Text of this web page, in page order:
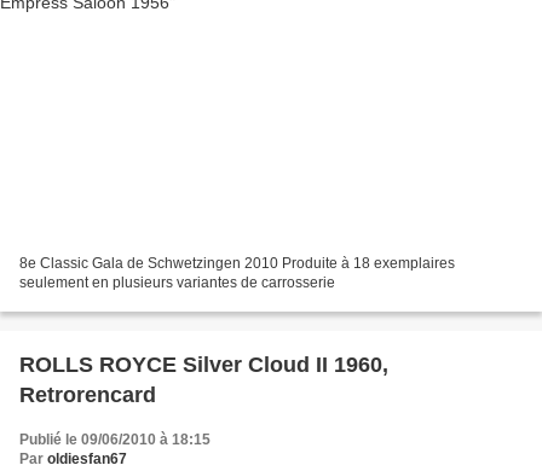
8e Classic Gala de Schwetzingen 2010 Produite à 18 exemplaires
seulement en plusieurs variantes de carrosserie
ROLLS ROYCE Silver Cloud II 1960,
Retrorencard
Publié le 09/06/2010 à 18:15
Par oldiesfan67